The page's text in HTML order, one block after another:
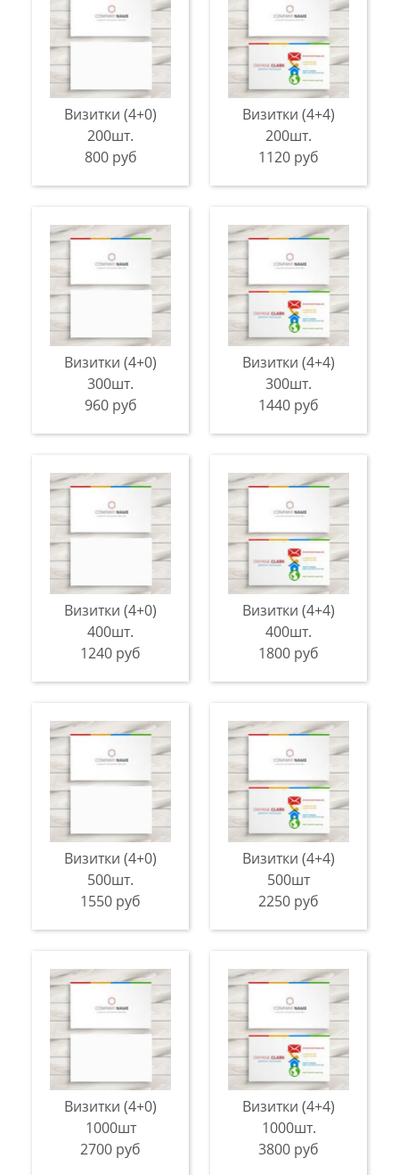
Визитки (4+0)
200шт.
800 руб
Визитки (4+4)
200шт.
1120 руб
Визитки (4+0)
300шт.
960 руб
Визитки (4+4)
300шт.
1440 руб
Визитки (4+0)
400шт.
1240 руб
Визитки (4+4)
400шт.
1800 руб
Визитки (4+0)
500шт.
1550 руб
Визитки (4+4)
500шт
2250 руб
Визитки (4+0)
1000шт
2700 руб
Визитки (4+4)
1000шт.
3800 руб